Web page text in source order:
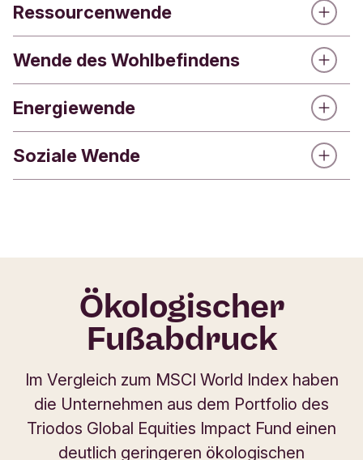
Statt Gewinnmaximierung: Ein Lebensmittelsystem
aus regenerativer Landwirtschaft, fairen
Lieferketten und gesunder Ernährung.
Ressourcenwende
Statt Ausbeutung (Entnahme - Nutzung -
Entsorgung) zu einer Wirtschaft, in der
Ressourcen wertgeschätzt und umsichtig genutzt
Wende des Wohlbefindens
Statt Fokus auf materielle Befriedigung: Eine
Wirtschaft, die das Wohlbefinden der Menschen
wertschätzt und fördert.
Energiewende
Statt Energieerzeugung aus fossilen Brennstoffen:
Erneuerbare Energien und effiziente Verteilung &
Soziale Wende
Ökologischer
Fußabdruck
Im Vergleich zum MSCI World Index haben
die Unternehmen aus dem Portfolio des
Triodos Global Equities Impact Fund einen
deutlich geringeren ökologischen